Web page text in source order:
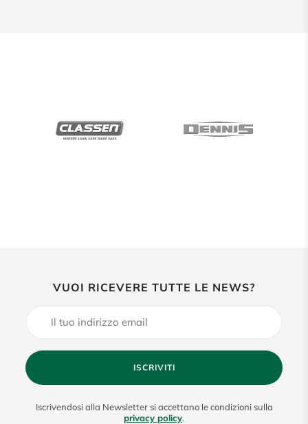
VUOI RICEVERE TUTTE LE NEWS?
ISCRIVITI
Iscrivendosi alla Newsletter si accettano le condizioni sulla
privacy policy.